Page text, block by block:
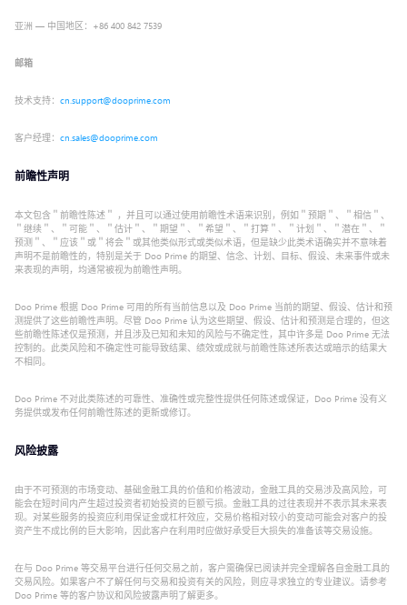
亚洲 — 中国地区：+86 400 842 7539
邮箱
技术支持： cn.support@dooprime.com
客户经理： cn.sales@dooprime.com
前瞻性声明
本文包含＂前瞻性陈述＂ ，并且可以通过使用前瞻性术语来识别，例如＂预期＂、＂相信＂、
＂继续＂、＂可能＂、＂估计＂、＂期望＂、＂希望＂、＂打算＂、＂计划＂、＂潜在＂、＂
预测＂、＂应该＂或＂将会＂或其他类似形式或类似术语，但是缺少此类术语确实并不意味着
声明不是前瞻性的，特别是关于 Doo Prime 的期望、信念、计划、目标、假设、未来事件或未
来表现的声明，均通常被视为前瞻性声明。
Doo Prime 根据 Doo Prime 可用的所有当前信息以及 Doo Prime 当前的期望、假设、估计和预
测提供了这些前瞻性声明。尽管 Doo Prime 认为这些期望、假设、估计和预测是合理的，但这
些前瞻性陈述仅是预测，并且涉及已知和未知的风险与不确定性，其中许多是 Doo Prime 无法
控制的。此类风险和不确定性可能导致结果、绩效或成就与前瞻性陈述所表达或暗示的结果大
不相同。
Doo Prime 不对此类陈述的可靠性、准确性或完整性提供任何陈述或保证，Doo Prime 没有义
务提供或发布任何前瞻性陈述的更新或修订。
风险披露
由于不可预测的市场变动、基础金融工具的价值和价格波动，金融工具的交易涉及高风险，可
能会在短时间内产生超过投资者初始投资的巨额亏损。金融工具的过往表现并不表示其未来表
现。对某些服务的投资应利用保证金或杠杆效应，交易价格相对较小的变动可能会对客户的投
资产生不成比例的巨大影响，因此客户在利用时应做好承受巨大损失的准备该等交易设施。
在与 Doo Prime 等交易平台进行任何交易之前，客户需确保已阅读并完全理解各自金融工具的
交易风险。如果客户不了解任何与交易和投资有关的风险，则应寻求独立的专业建议。请参考
Doo Prime 等的客户协议和风险披露声明了解更多。